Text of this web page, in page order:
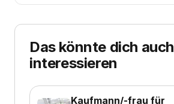
Das könnte dich auch
interessieren
Kaufmann/-frau für